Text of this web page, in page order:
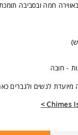
חמה ובסביבה
- חובה
מיועדת לנשים ולגברים